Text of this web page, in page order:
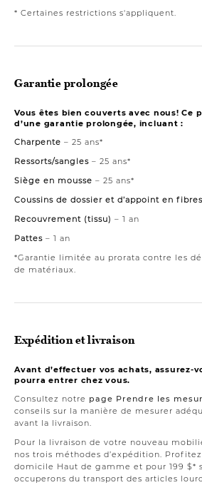
* Certaines restrictions s'appliquent.
Garantie prolongée
Vous êtes bien couverts avec nous! Ce
d’une garantie prolongée, incluant :
Charpente – 25 ans*
Ressorts/sangles – 25 ans*
Siège en mousse – 25 ans*
Coussins de dossier et d’appoint en fibres
Recouvrement (tissu) – 1 an
Pattes – 1 an
*Garantie limitée au prorata contre les
de matériaux.
Expédition et livraison
Avant d’effectuer vos achats, assurez-
pourra entrer chez vous.
Consultez notre page Prendre les
conseils sur la manière de mesurer
avant la livraison.
Pour la livraison de votre nouveau
nos trois méthodes d’expédition.
domicile Haut de gamme et pour 199 $*
occuperons du transport des articles